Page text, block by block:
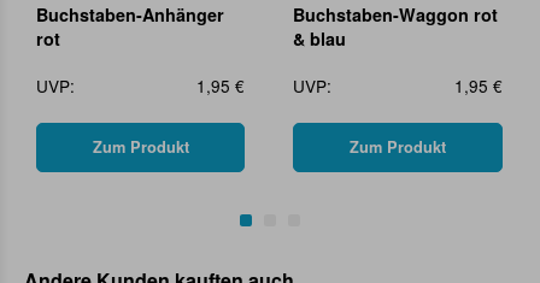
Buchstaben-Anhänger
rot
UVP:
1,95 €
Zum Produkt
Buchstaben-Waggon rot
& blau
UVP:
1,95 €
Zum Produkt